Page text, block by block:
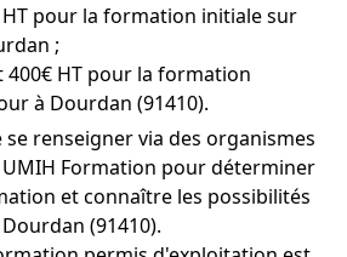
HT pour la formation initiale sur
;
400€ HT pour la formation
à Dourdan (91410).
se renseigner via des organismes
Formation pour déterminer
et connaître les possibilités
(91410).